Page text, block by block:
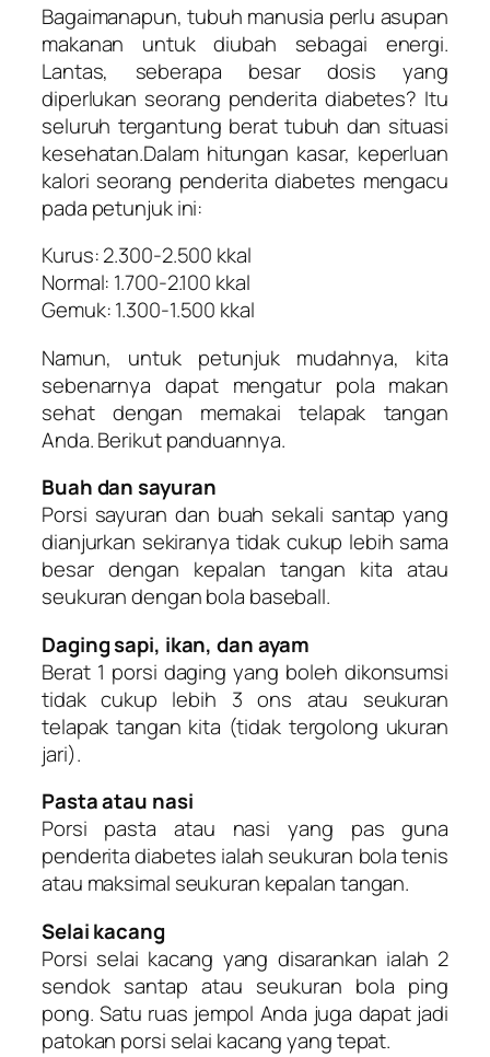
Bagaimanapun, tubuh manusia perlu asupan
makanan untuk diubah sebagai energi.
Lantas, seberapa besar dosis yang
diperlukan seorang penderita diabetes? Itu
seluruh tergantung berat tubuh dan situasi
kesehatan.Dalam hitungan kasar, keperluan
kalori seorang penderita diabetes mengacu
pada petunjuk ini:
Kurus: 2.300-2.500 kkal
Normal: 1.700-2.100 kkal
Gemuk: 1.300-1.500 kkal
Namun, untuk petunjuk mudahnya, kita
sebenarnya dapat mengatur pola makan
sehat dengan memakai telapak tangan
Anda. Berikut panduannya.
Buah dan sayuran
Porsi sayuran dan buah sekali santap yang
dianjurkan sekiranya tidak cukup lebih sama
besar dengan kepalan tangan kita atau
seukuran dengan bola baseball.
Daging sapi, ikan, dan ayam
Berat 1 porsi daging yang boleh dikonsumsi
tidak cukup lebih 3 ons atau seukuran
telapak tangan kita (tidak tergolong ukuran
jari).
Pasta atau nasi
Porsi pasta atau nasi yang pas guna
penderita diabetes ialah seukuran bola tenis
atau maksimal seukuran kepalan tangan.
Selai kacang
Porsi selai kacang yang disarankan ialah 2
sendok santap atau seukuran bola ping
pong. Satu ruas jempol Anda juga dapat jadi
patokan porsi selai kacang yang tepat.